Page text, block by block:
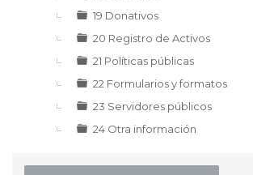
►
19 Donativos
20 Registro de Activos
21 Políticas públicas
22 Formularios y formatos
23 Servidores públicos
24 Otra información